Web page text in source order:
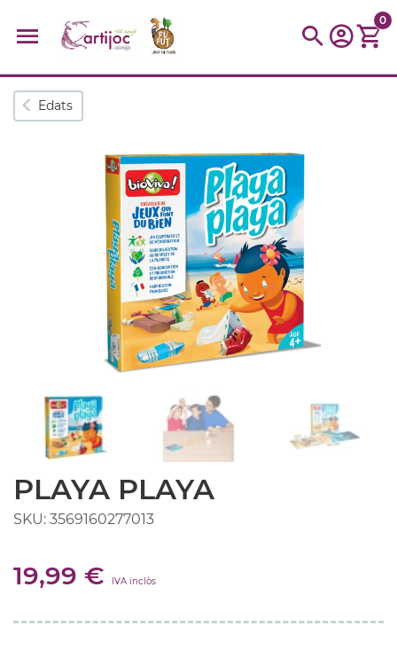
Cerques populars
parquing tinkering kit
Cuina
0
Edats
PLAYA PLAYA
SKU: 3569160277013
19,99 € IVA inclòs